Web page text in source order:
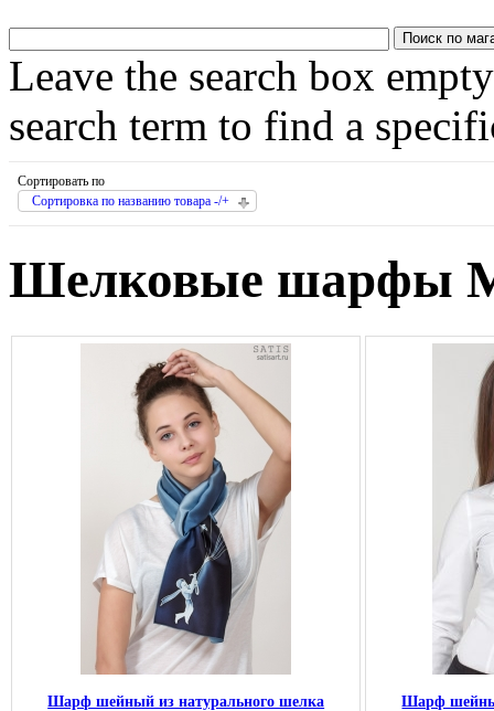
Leave the search box
search term to find a
Сортировать по
Сортировка по названию товара -/+
Шелковые
Шарф шейный из натурального шелка
Шарф